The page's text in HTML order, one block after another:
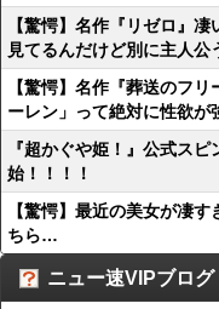
【驚愕】名作『リゼロ』
見てるんだけど別に主人公
【驚愕】名作『葬送のフ
ーレン」って絶対に性欲が
『超かぐや姫！』公式ス
始！！！！
【驚愕】最近の美女が凄
ちら…
ニュー速VIPブログ